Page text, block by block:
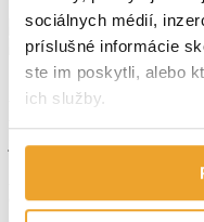
sociálnych médií,
príslušné informácie
ste im poskytli, alebo
ich služby.
S asfaltovými pásmi
v kratšom čase a s
jej predčasným starnutím.
Ak sa chcete dozvedieť
článok:
asfaltovými pásmi Bauder